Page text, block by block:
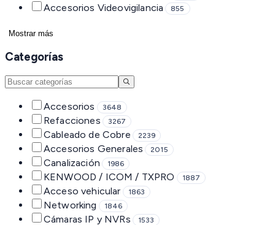
Accesorios Videovigilancia 855
Mostrar más
Categorías
Accesorios 3648
Refacciones 3267
Cableado de Cobre 2239
Accesorios Generales 2015
Canalización 1986
KENWOOD / ICOM / TXPRO 1887
Acceso vehicular 1863
Networking 1846
Cámaras IP y NVRs 1533